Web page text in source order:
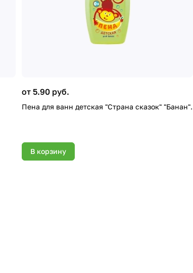
от 5.90 руб.
Пена для ванн детская "Страна сказок" "Банан".
В корзину